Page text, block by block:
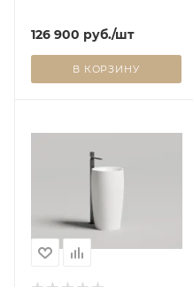
126 900 руб./шт
В КОРЗИНУ